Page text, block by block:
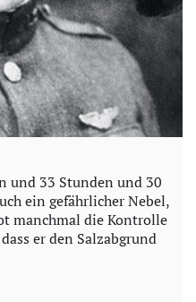
und 33 Stunden und 30
ein gefährlicher Nebel,
manchmal die Kontrolle
er den Salzabgrund